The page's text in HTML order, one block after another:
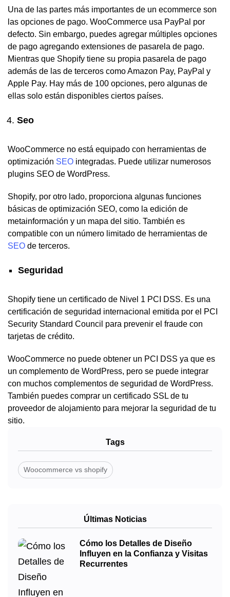
Una de las partes más importantes de un ecommerce son
las opciones de pago. WooCommerce usa PayPal por
defecto. Sin embargo, puedes agregar múltiples opciones
de pago agregando extensiones de pasarela de pago.
Mientras que Shopify tiene su propia pasarela de pago
además de las de terceros como Amazon Pay, PayPal y
Apple Pay. Hay más de 100 opciones, pero algunas de
ellas solo están disponibles ciertos países.
Seo
WooCommerce no está equipado con herramientas de
optimización SEO integradas. Puede utilizar numerosos
plugins SEO de WordPress.
Shopify, por otro lado, proporciona algunas funciones
básicas de optimización SEO, como la edición de
metainformación y un mapa del sitio. También es
compatible con un número limitado de herramientas de
SEO de terceros.
Seguridad
Shopify tiene un certificado de Nivel 1 PCI DSS. Es una
certificación de seguridad internacional emitida por el PCI
Security Standard Council para prevenir el fraude con
tarjetas de crédito.
WooCommerce no puede obtener un PCI DSS ya que es
un complemento de WordPress, pero se puede integrar
con muchos complementos de seguridad de WordPress.
También puedes comprar un certificado SSL de tu
proveedor de alojamiento para mejorar la seguridad de tu
sitio.
Tags
Woocommerce vs shopify
Últimas Noticias
Cómo los Detalles de Diseño
Influyen en la Confianza y Visitas
Recurrentes